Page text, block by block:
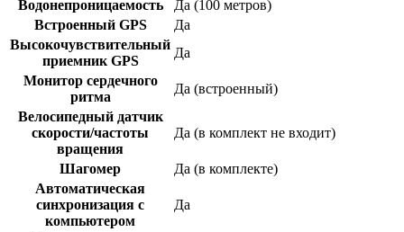
Водонепроницаемость
Да (100 метров)
Встроенный GPS
Да
Высокочувствительный
приемник GPS
Да
Монитор сердечного
ритма
Да (встроенный)
Велосипедный датчик
скорости/частоты
вращения
Да (в комплект не входит)
Шагомер
Да (в комплекте)
Автоматическая
синхронизация с
компьютером
Да